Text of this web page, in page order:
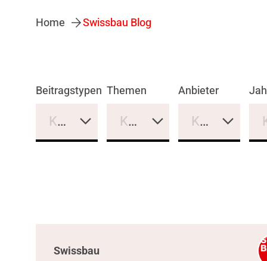
Home Swissbau Blog
Beitragstypen
Keine Auswahl
Themen
Keine Auswahl
Anbieter
Keine
Swissbau